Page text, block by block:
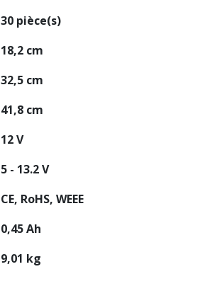
30 pièce(s)
18,2 cm
32,5 cm
41,8 cm
12 V
5 - 13.2 V
CE, RoHS, WEEE
0,45 Ah
9,01 kg